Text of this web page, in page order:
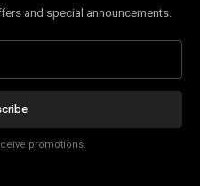
and special announcements.
promotions.